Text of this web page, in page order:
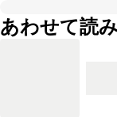
あわせて読